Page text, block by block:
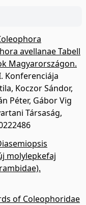
avellanae Tabell
Magyarországon.
Konferenciája
Koczor Sándor,
Péter, Gábor Vig
Társaság,
molylepkefaj
of Coleophoridae